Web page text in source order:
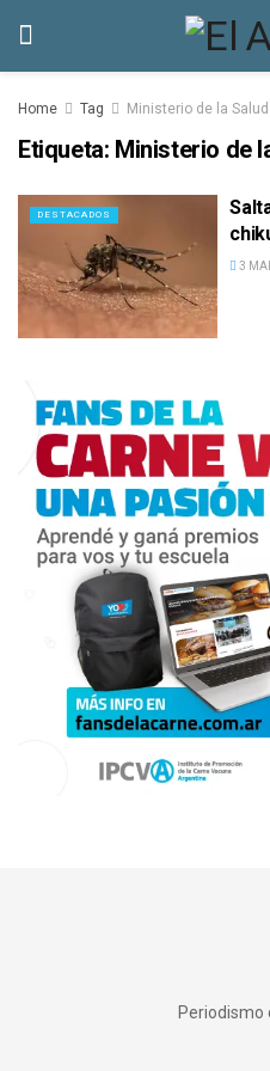
Home Tag Ministerio de la
Etiqueta: Ministerio de
DESTACADOS
3
Periodismo